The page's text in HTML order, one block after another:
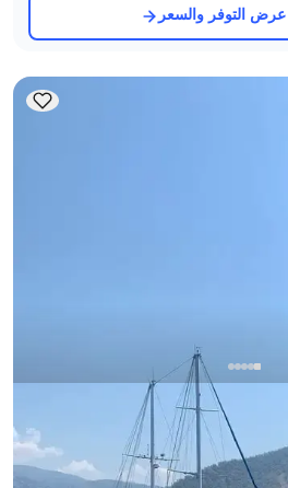
عرض التوفر والسعر
غوليت فاخر بطول 20 متر - 4 كابينات - سعة 8 شخص - في